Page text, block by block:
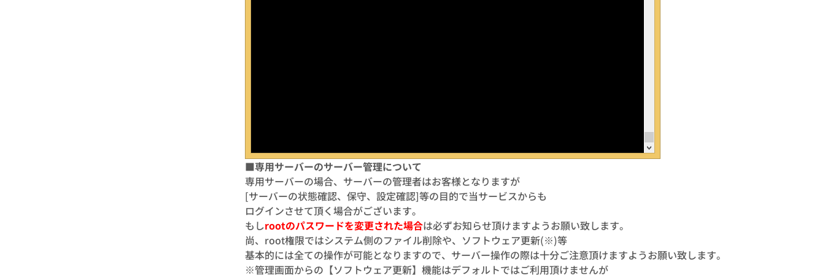
■専用サーバーのサーバー管理について
専用サーバーの場合、サーバーの管理者はお客様となりますが
[サーバーの状態確認、保守、設定確認]等の目的で当サービスからも
ログインさせて頂く場合がございます。
もしrootのパスワードを変更された場合は必ずお知らせ頂けますようお願い致します。
尚、root権限ではシステム側のファイル削除や、ソフトウェア更新(※)等
基本的には全ての操作が可能となりますので、サーバー操作の際は十分ご注意頂けますようお願い致します。
※管理画面からの【ソフトウェア更新】機能はデフォルトではご利用頂けませんが